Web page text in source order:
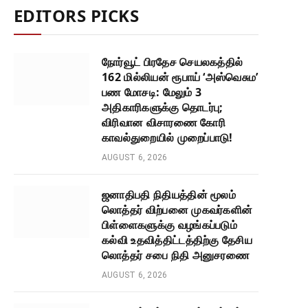
EDITORS PICKS
நோர்வூட் பிரதேச செயலகத்தில்
162 மில்லியன் ரூபாய் ‘அஸ்வெசும’
பண மோசடி: மேலும் 3
அதிகாரிகளுக்கு தொடர்பு;
விரிவான விசாரணை கோரி
காவல்துறையில் முறைப்பாடு!
AUGUST 6, 2026
ஜனாதிபதி நிதியத்தின் மூலம்
லொத்தர் விற்பனை முகவர்களின்
பிள்ளைகளுக்கு வழங்கப்படும்
கல்வி உதவித்திட்டத்திற்கு தேசிய
லொத்தர் சபை நிதி அனுசரணை
AUGUST 6, 2026